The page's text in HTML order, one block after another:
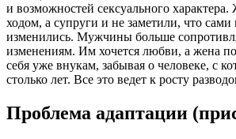
и возможностей сексуального
ходом, а супруги и не заметили, что сами
изменились. Мужчины больше
изменениям. Им хочется любви, а жена
себя уже внукам, забывая о человеке, с
столько лет. Все это ведет к росту
Проблема адаптации